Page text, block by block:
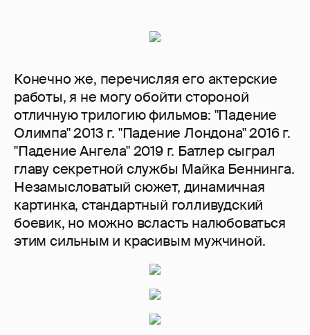
Конечно же, перечисляя его актерские
работы, я не могу обойти стороной
отличную трилогию фильмов: "Падение
Олимпа" 2013 г. "Падение Лондона" 2016 г.
"Падение Ангела" 2019 г. Батлер сыграл
главу секретной службы Майка Беннинга.
Незамысловатый сюжет, динамичная
картинка, стандартный голливудский
боевик, но можно всласть налюбоваться
этим сильным и красивым мужчиной.